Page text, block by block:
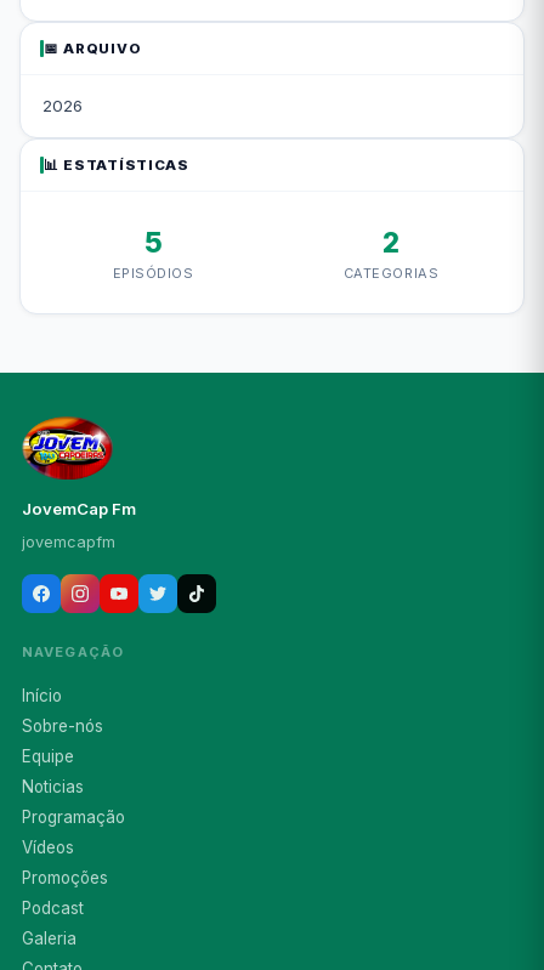
📅 ARQUIVO
2026
📊 ESTATÍSTICAS
5
EPISÓDIOS
2
CATEGORIAS
JovemCap Fm
jovemcapfm
NAVEGAÇÃO
Início
Sobre-nós
Equipe
Noticias
Programação
Vídeos
Promoções
Podcast
Galeria